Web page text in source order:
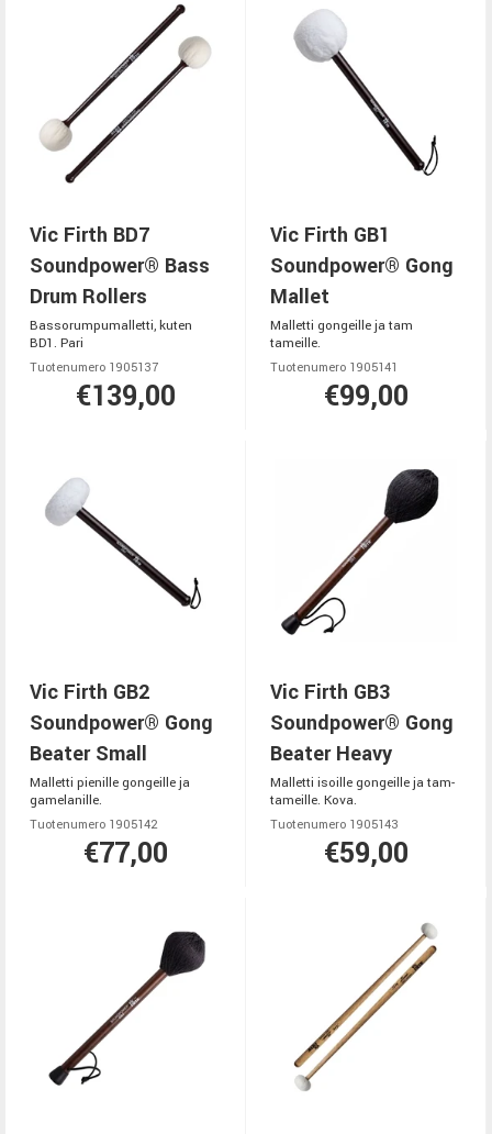
Vic Firth BD7
Soundpower® Bass
Drum Rollers
Bassorumpumalletti, kuten
BD1. Pari
Tuotenumero 1905137
€139,00
Vic Firth GB1
Soundpower® Gong
Mallet
Malletti gongeille ja tam
tameille.
Tuotenumero 1905141
€99,00
Vic Firth GB2
Soundpower® Gong
Beater Small
Malletti pienille gongeille ja
gamelanille.
Tuotenumero 1905142
€77,00
Vic Firth GB3
Soundpower® Gong
Beater Heavy
Malletti isoille gongeille ja tam-
tameille. Kova.
Tuotenumero 1905143
€59,00